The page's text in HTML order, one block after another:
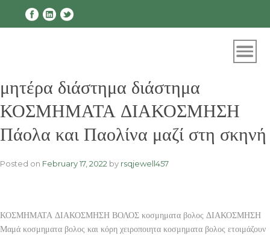
μητέρα διάστημα διάστημα
ΚΟΣΜΗΜΑΤΑ ΔΙΑΚΟΣΜΗΣΗ
Πάολα και Παολίνα μαζί στη σκηνή
Posted on February 17, 2022 by rsqjewell457
ΚΟΣΜΗΜΑΤΑ ΔΙΑΚΟΣΜΗΣΗ ΒΟΛΟΣ κοσμηματα βολος ΔΙΑΚΟΣΜΗΣΗ
Μαμά κοσμηματα βολος και κόρη χειροποιητα κοσμηματα βολος ετοιμάζουν